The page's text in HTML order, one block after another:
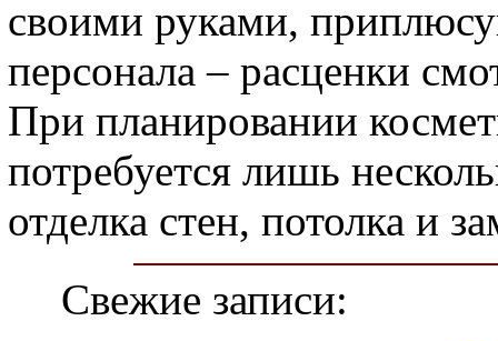
своими руками,
персонала – расценки
При планировании
потребуется лишь
отделка стен, потолка и
Свежие записи: